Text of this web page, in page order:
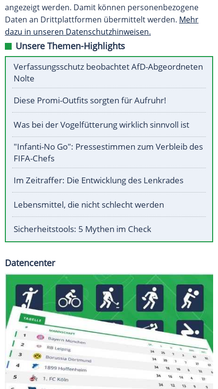
angezeigt werden. Damit können personenbezogene
Daten an Drittplattformen übermittelt werden. Mehr
dazu in unseren Datenschutzhinweisen.
Unsere Themen-Highlights
Verfassungsschutz beobachtet AfD-Abgeordneten
Nolte
Diese Promi-Outfits sorgten für Aufruhr!
Was bei der Vogelfütterung wirklich sinnvoll ist
"Infanti-No Go": Pressestimmen zum Verbleib des
FIFA-Chefs
Im Zeitraffer: Die Entwicklung des Lenkrades
Lebensmittel, die nicht schlecht werden
Sicherheitstools: 5 Mythen im Check
Datencenter